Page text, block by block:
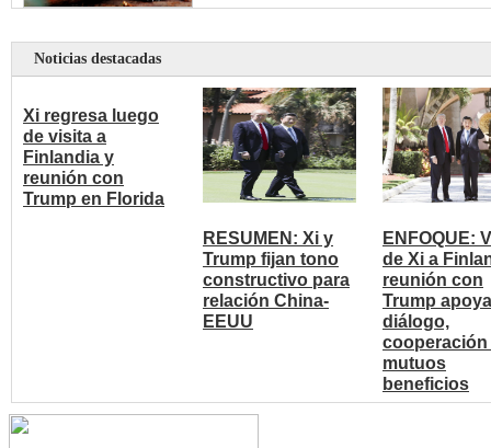
Noticias destacadas
Xi regresa luego
de visita a
Finlandia y
reunión con
Trump en Florida
RESUMEN: Xi y
Trump fijan tono
constructivo para
relación China-
EEUU
ENFOQUE:
de Xi a
reunión con
Trump
diálogo,
cooperación
mutuos
beneficios